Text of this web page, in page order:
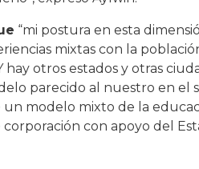
“mi postura en esta
mixtas con la
hay otros estados y otras
parecido al nuestro en el
modelo mixto de la
con apoyo del